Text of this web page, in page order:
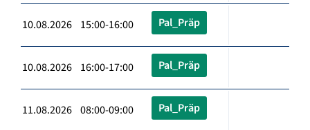
10.08.2026 15:00-16:00 Pal_Präp
10.08.2026 16:00-17:00 Pal_Präp
11.08.2026 08:00-09:00 Pal_Präp